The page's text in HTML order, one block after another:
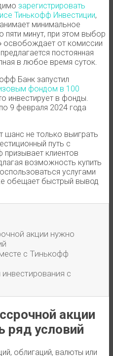
зарегистрировать
Тинькофф Инвестиции,
минимальное
пяти минут, при этом выбор
освобождает от комиссии
постоянная
в любое время суток.
Банк запустил
фондом в 100
инвестирует в фонды.
9 февраля 2024 года
шанс не только выиграть
путь с
клиентов
возможность купить
услугами
обещает быстрый вывод
акции нужно
с Тинькофф
с
акции
ряд условий
облигаций, валюты или